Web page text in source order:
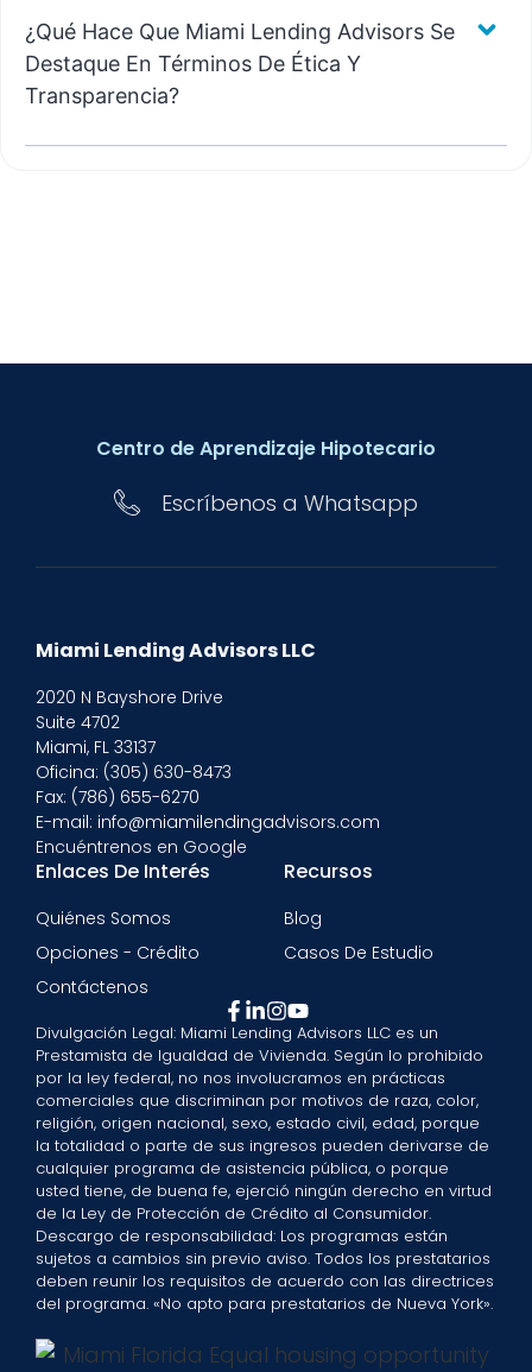
¿Qué Hace Que Miami Lending Advisors Se
Destaque En Términos De Ética Y
Transparencia?
Centro de Aprendizaje Hipotecario
Escríbenos a Whatsapp
Miami Lending Advisors LLC
2020 N Bayshore Drive
Suite 4702
Miami, FL 33137
Oficina: (305) 630-8473
Fax: (786) 655-6270
E-mail: info@miamilendingadvisors.com
Encuéntrenos en Google
Enlaces De Interés
Quiénes Somos
Opciones - Crédito
Contáctenos
Recursos
Blog
Casos De Estudio
Divulgación Legal: Miami Lending Advisors LLC es un
Prestamista de Igualdad de Vivienda. Según lo prohibido
por la ley federal, no nos involucramos en prácticas
comerciales que discriminan por motivos de raza, color,
religión, origen nacional, sexo, estado civil, edad, porque
la totalidad o parte de sus ingresos pueden derivarse de
cualquier programa de asistencia pública, o porque
usted tiene, de buena fe, ejerció ningún derecho en virtud
de la Ley de Protección de Crédito al Consumidor.
Descargo de responsabilidad: Los programas están
sujetos a cambios sin previo aviso. Todos los prestatarios
deben reunir los requisitos de acuerdo con las directrices
del programa. «No apto para prestatarios de Nueva York».